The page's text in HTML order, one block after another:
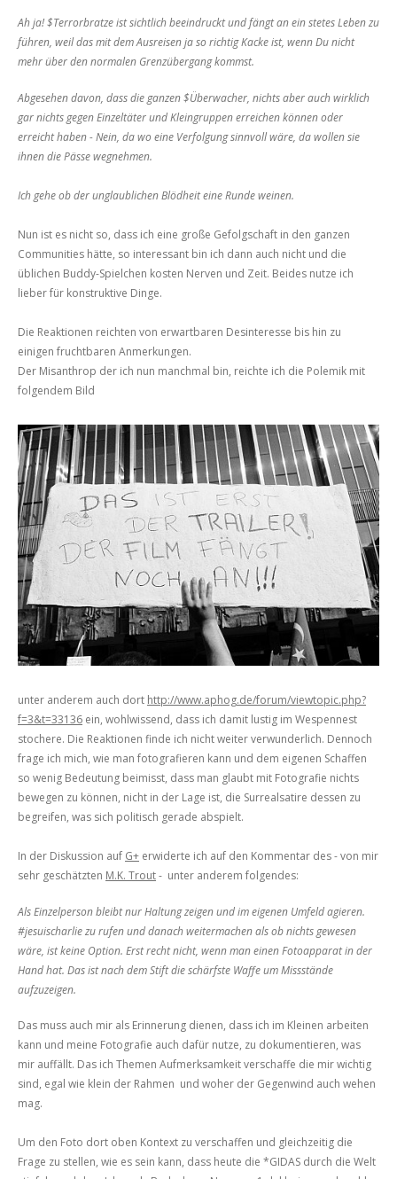
Ah ja! $Terrorbratze ist sichtlich beeindruckt und fängt an ein stetes Leben zu
führen, weil das mit dem Ausreisen ja so richtig Kacke ist, wenn Du nicht
mehr über den normalen Grenzübergang kommst.
Abgesehen davon, dass die ganzen $Überwacher, nichts aber auch wirklich
gar nichts gegen Einzeltäter und Kleingruppen erreichen können oder
erreicht haben - Nein, da wo eine Verfolgung sinnvoll wäre, da wollen sie
ihnen die Pässe wegnehmen.
Ich gehe ob der unglaublichen Blödheit eine Runde weinen.
Nun ist es nicht so, dass ich eine große Gefolgschaft in den ganzen
Communities hätte, so interessant bin ich dann auch nicht und die
üblichen Buddy-Spielchen kosten Nerven und Zeit. Beides nutze ich
lieber für konstruktive Dinge.
Die Reaktionen reichten von erwartbaren Desinteresse bis hin zu
einigen fruchtbaren Anmerkungen.
Der Misanthrop der ich nun manchmal bin, reichte ich die Polemik mit
folgendem Bild
unter anderem auch dort http://www.aphog.de/forum/viewtopic.php?
f=3&t=33136 ein, wohlwissend, dass ich damit lustig im Wespennest
stochere. Die Reaktionen finde ich nicht weiter verwunderlich. Dennoch
frage ich mich, wie man fotografieren kann und dem eigenen Schaffen
so wenig Bedeutung beimisst, dass man glaubt mit Fotografie nichts
bewegen zu können, nicht in der Lage ist, die Surrealsatire dessen zu
begreifen, was sich politisch gerade abspielt.
In der Diskussion auf G+ erwiderte ich auf den Kommentar des - von mir
sehr geschätzten M.K. Trout- unter anderem folgendes:
Als Einzelperson bleibt nur Haltung zeigen und im eigenen Umfeld agieren.
#jesuischarlie zu rufen und danach weitermachen als ob nichts gewesen
wäre, ist keine Option. Erst recht nicht, wenn man einen Fotoapparat in der
Hand hat. Das ist nach dem Stift die schärfste Waffe um Missstände
aufzuzeigen.
Das muss auch mir als Erinnerung dienen, dass ich im Kleinen arbeiten
kann und meine Fotografie auch dafür nutze, zu dokumentieren, was
mir auffällt. Das ich Themen Aufmerksamkeit verschaffe die mir wichtig
sind, egal wie klein der Rahmen und woher der Gegenwind auch wehen
mag.
Um den Foto dort oben Kontext zu verschaffen und gleichzeitig die
Frage zu stellen, wie es sein kann, dass heute die *GIDAS durch die Welt